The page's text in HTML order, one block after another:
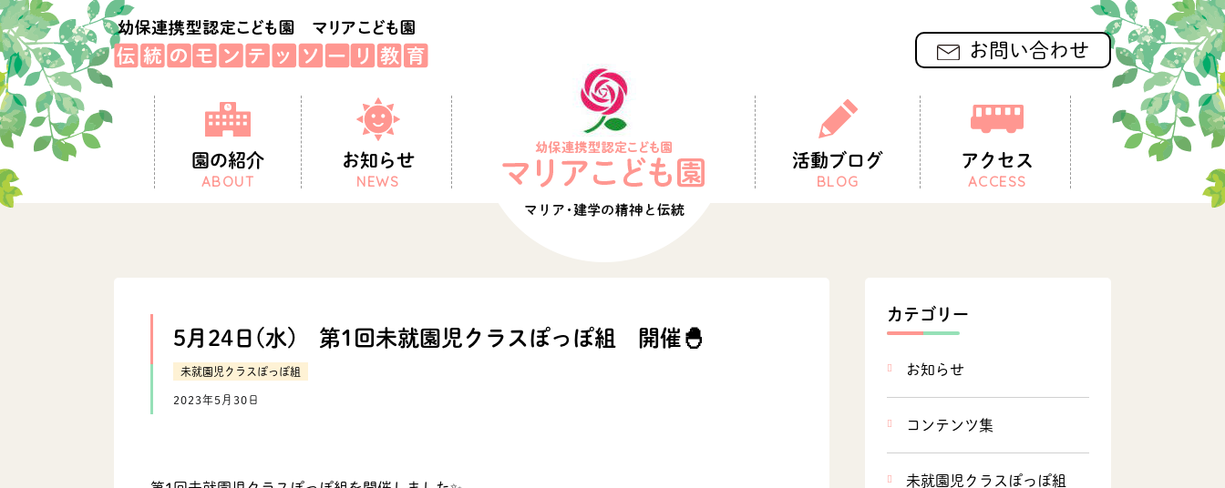
お問い合わせ
園の紹介
ABOUT
お知らせ
NEWS
活動ブログ
BLOG
アクセス
ACCESS
5月24日(水) 第1回未就園児クラスぽっぽ組 開催🐣
未就園児クラスぽっぽ組
2023年5月30日
カテゴリー
お知らせ
コンテンツ集
未就園児クラスぽっぽ組